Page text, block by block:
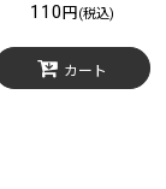
110 円 (税込)
カート